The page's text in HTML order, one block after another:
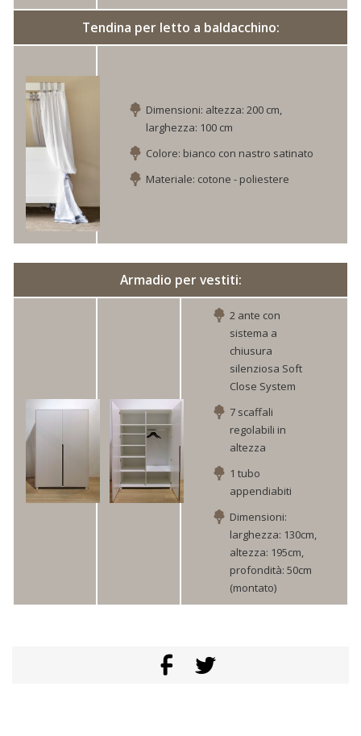
Tendina per letto a baldacchino:
Dimensioni: altezza: 200 cm,
larghezza: 100 cm
Colore: bianco con nastro satinato
Materiale: cotone - poliestere
Armadio per vestiti:
2 ante con
sistema a
chiusura
silenziosa Soft
Close System
7 scaffali
regolabili in
altezza
1 tubo
appendiabiti
Dimensioni:
larghezza: 130cm,
altezza: 195cm,
profondità: 50cm
(montato)